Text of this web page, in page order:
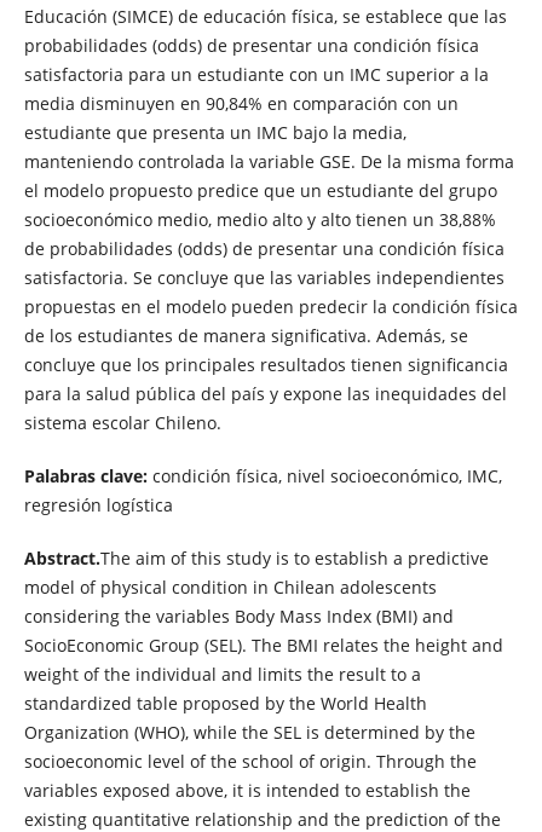
Educación (SIMCE) de educación física, se establece que las
probabilidades (odds) de presentar una condición física
satisfactoria para un estudiante con un IMC superior a la
media disminuyen en 90,84% en comparación con un
estudiante que presenta un IMC bajo la media,
manteniendo controlada la variable GSE. De la misma forma
el modelo propuesto predice que un estudiante del grupo
socioeconómico medio, medio alto y alto tienen un 38,88%
de probabilidades (odds) de presentar una condición física
satisfactoria. Se concluye que las variables independientes
propuestas en el modelo pueden predecir la condición física
de los estudiantes de manera significativa. Además, se
concluye que los principales resultados tienen significancia
para la salud pública del país y expone las inequidades del
sistema escolar Chileno.
Palabras clave:condición física, nivel socioeconómico, IMC,
regresión logística
Abstract.The aim of this study is to establish a predictive
model of physical condition in Chilean adolescents
considering the variables Body Mass Index (BMI) and
SocioEconomic Group (SEL). The BMI relates the height and
weight of the individual and limits the result to a
standardized table proposed by the World Health
Organization (WHO), while the SEL is determined by the
socioeconomic level of the school of origin. Through the
variables exposed above, it is intended to establish the
existing quantitative relationship and the prediction of the